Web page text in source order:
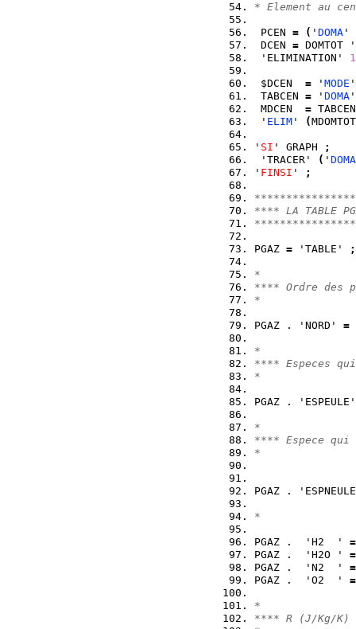
* Element au
PCEN = ( ' DOMA '
DCEN = DOMTOT '
'ELIMINATION' 1
$DCEN = ' MODE '
TABCEN = ' DOMA
MDCEN =
' ELIM ' (
' SI ' GRAPH
;
'TRACER'
( ' DOMA
' FINSI ' ;
**** LA TABLE
PGAZ = 'TABLE' ;
*
**** Ordre des
*
PGAZ . 'NORD' =
*
**** Especes
*
PGAZ .
*
**** Espece
*
PGAZ .
*
PGAZ .  'H2  ' =
PGAZ .  'H2O ' =
PGAZ .  'N2  ' =
PGAZ .  'O2  ' =
*
**** R (J/Kg/K)